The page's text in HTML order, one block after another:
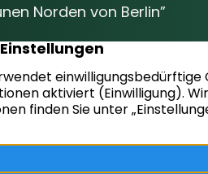
Norden von Berlin”
bis hin zur
Ihnen bei der erfolgreichen
und Verwirklichung Ihrer Ziele!